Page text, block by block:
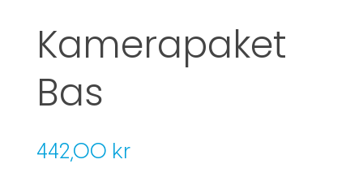
Kamerapaket
Bas
442,00 kr